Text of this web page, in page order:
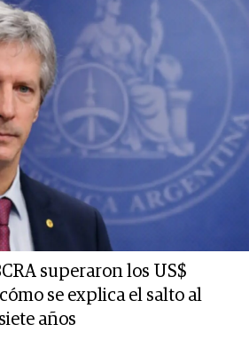
superaron los US$
se explica el salto al
años